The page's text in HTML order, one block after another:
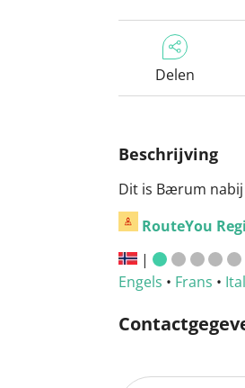
Delen
Beschrijving
Dit is Bærum nabij
RouteYou
|
Engels • Frans •